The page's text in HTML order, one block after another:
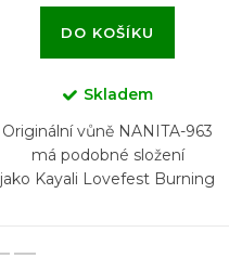
DO KOŠÍKU
Skladem
Originální vůně NANITA-963
má podobné složení
jako Kayali Lovefest Burning